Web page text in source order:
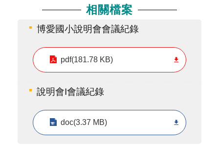
相關檔案
博愛國小說明會會議紀錄
pdf(181.78 KB)
說明會I會議紀錄
doc(3.37 MB)